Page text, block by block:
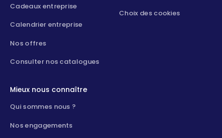
Cadeaux entreprise
Calendrier entreprise
Nos offres
Consulter nos catalogues
Choix des cookies
Mieux nous connaître
Qui sommes nous ?
Nos engagements